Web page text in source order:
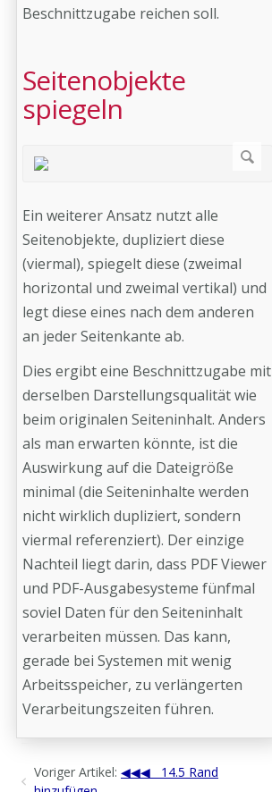
Beschnittzugabe reichen soll.
Seitenobjekte
spiegeln
Ein weiterer Ansatz nutzt alle
Seitenobjekte, dupliziert diese
(viermal), spiegelt diese (zweimal
horizontal und zweimal vertikal) und
legt diese eines nach dem anderen
an jeder Seitenkante ab.
Dies ergibt eine Beschnittzugabe mit
derselben Darstellungsqualität wie
beim originalen Seiteninhalt. Anders
als man erwarten könnte, ist die
Auswirkung auf die Dateigröße
minimal (die Seiteninhalte werden
nicht wirklich dupliziert, sondern
viermal referenziert). Der einzige
Nachteil liegt darin, dass PDF Viewer
und PDF-Ausgabesysteme fünfmal
soviel Daten für den Seiteninhalt
verarbeiten müssen. Das kann,
gerade bei Systemen mit wenig
Arbeitsspeicher, zu verlängerten
Verarbeitungszeiten führen.
Voriger Artikel:
14.5 Rand